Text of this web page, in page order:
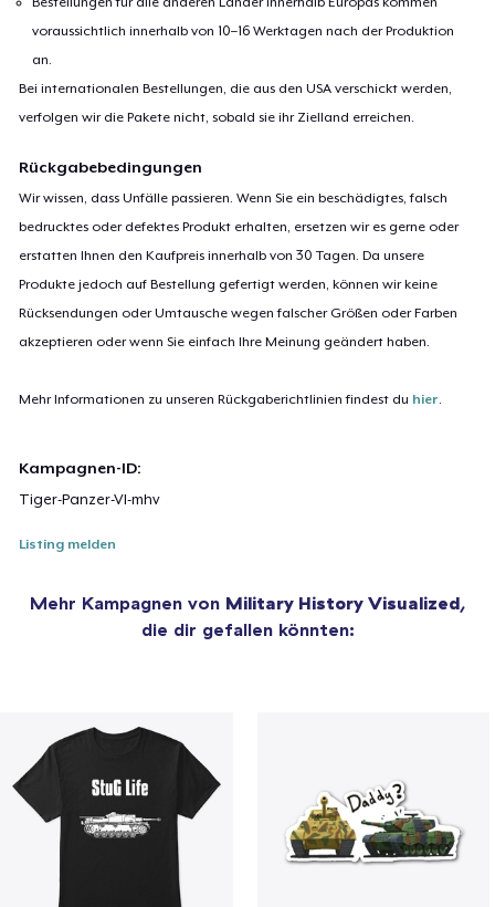
voraussichtlich innerhalb von 10–16 Werktagen nach der Produktion
an.
Bei internationalen Bestellungen, die aus den USA verschickt werden,
verfolgen wir die Pakete nicht, sobald sie ihr Zielland erreichen.
Rückgabebedingungen
Wir wissen, dass Unfälle passieren. Wenn Sie ein beschädigtes, falsch
bedrucktes oder defektes Produkt erhalten, ersetzen wir es gerne oder
erstatten Ihnen den Kaufpreis innerhalb von 30 Tagen. Da unsere
Produkte jedoch auf Bestellung gefertigt werden, können wir keine
Rücksendungen oder Umtausche wegen falscher Größen oder Farben
akzeptieren oder wenn Sie einfach Ihre Meinung geändert haben.
Mehr Informationen zu unseren Rückgaberichtlinien findest du hier.
Kampagnen-ID:
Tiger-Panzer-VI-mhv
Listing melden
Mehr Kampagnen von Military History Visualized,
die dir gefallen könnten: